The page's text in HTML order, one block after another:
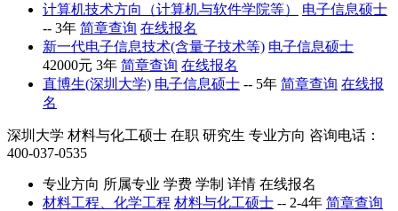
计算机技术方向（计算机与软件学院等）
电子信息硕士
-- 3年 简章查询 在线报名
新一代电子信息技术(含量子技术等) 电子信息硕士
42000元 3年 简章查询 在线报名
直博生(深圳大学) 电子信息硕士 -- 5年 简章查询 在线报
名
深圳大学 材料与化工硕士 在职 研究生 专业方向 咨询电话：
400-037-0535
专业方向 所属专业 学费 学制 详情 在线报名
材料工程、化学工程 材料与化工硕士 -- 2-4年 简章查询